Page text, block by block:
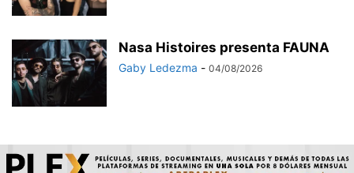
Nasa Histoires presenta FAUNA
Gaby Ledezma - 04/08/2026